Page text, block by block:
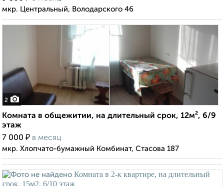
мкр. Центральный, Володарского 46
2
Комната в общежитии, на длительный срок, 12м², 6/9
этаж
7 000 ₽ в месяц
мкр. Хлопчато-бумажный Комбинат, Стасова 187